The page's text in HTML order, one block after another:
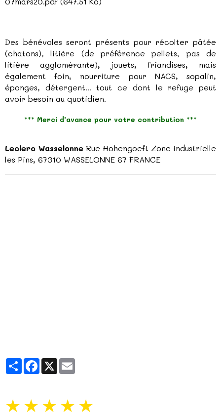
Des bénévoles seront présents pour récolter pâtée
(chatons), litière (de préférence pellets, pas de
litière agglomérante), jouets, friandises, mais
également foin, nourriture pour NACS, sopalin,
éponges, détergent... tout ce dont le refuge peut
avoir besoin au quotidien.
*** Merci d'avance pour votre contribution ***
Leclerc Wasselonne Rue Hohengoeft Zone industrielle
les Pins, 67310 WASSELONNE 67 FRANCE
PartagerFacebook
X
★★★★★